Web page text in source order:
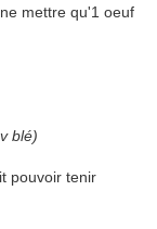
mettre qu'1 oeuf
blé)
pouvoir tenir